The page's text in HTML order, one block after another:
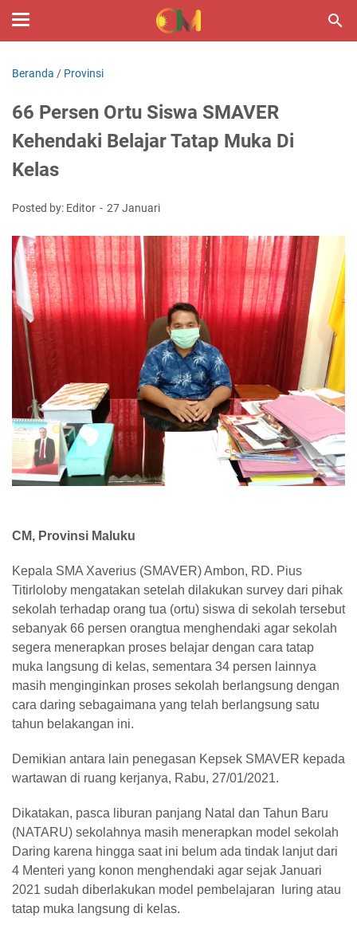
Beranda / Provinsi
66 Persen Ortu Siswa SMAVER
Kehendaki Belajar Tatap Muka Di
Kelas
Posted by: Editor 27 Januari
CM, Provinsi Maluku
Kepala SMA Xaverius (SMAVER) Ambon, RD. Pius
Titirloloby mengatakan setelah dilakukan survey dari pihak
sekolah terhadap orang tua (ortu) siswa di sekolah tersebut
sebanyak 66 persen orangtua menghendaki agar sekolah
segera menerapkan proses belajar dengan cara tatap
muka langsung di kelas, sementara 34 persen lainnya
masih menginginkan proses sekolah berlangsung dengan
cara daring sebagaimana yang telah berlangsung satu
tahun belakangan ini.
Demikian antara lain penegasan Kepsek SMAVER kepada
wartawan di ruang kerjanya, Rabu, 27/01/2021.
Dikatakan, pasca liburan panjang Natal dan Tahun Baru
(NATARU) sekolahnya masih menerapkan model sekolah
Daring karena hingga saat ini belum ada tindak lanjut dari
4 Menteri yang konon menghendaki agar sejak Januari
2021 sudah diberlakukan model pembelajaran luring atau
tatap muka langsung di kelas.